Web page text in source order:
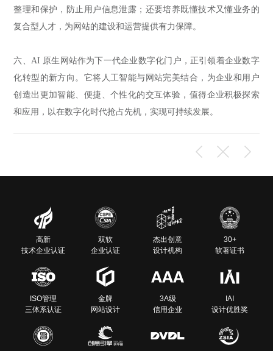
整理和保护，防止用户信息泄露；还要培养既懂技术又懂业务的
复合型人才，为网站的建设和运营提供有力保障。
六、AI 原生网站作为下一代企业数字化门户，正引领着企业数字
化转型的新方向。它将人工智能与网站完美结合，为企业和用户
创造出更加智能、便捷、个性化的交互体验，值得企业积极探索
和应用，以在数字化时代抢占先机，实现可持续发展。
高新
技术企业认证
双软
企业认证
杰出创意
设计机构
30+
软著证书
ISO管理
三体系认证
金牌
网站设计
3A级
信用企业
IAI
设计优胜奖